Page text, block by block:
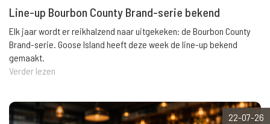
Line-up Bourbon County Brand-serie bekend
Elk jaar wordt er reikhalzend naar uitgekeken: de Bourbon County
Brand-serie. Goose Island heeft deze week de line-up bekend
gemaakt.
Verder lezen
22-07-26